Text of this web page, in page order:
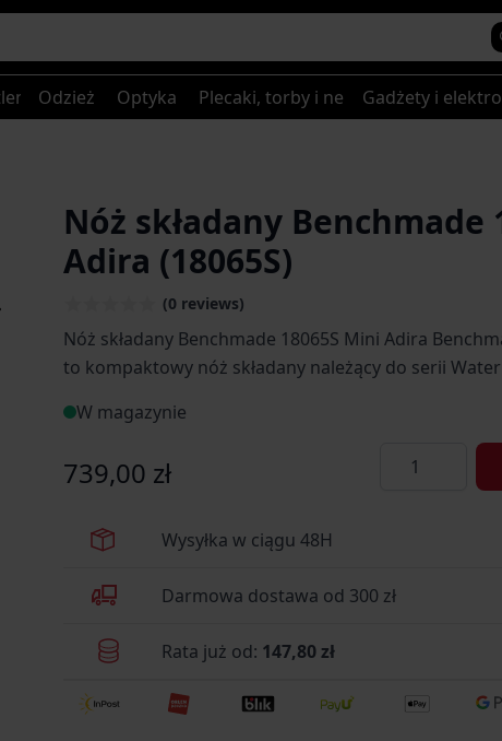
Odzież Optyka Plecaki, torby i nerkiGadżety i
Nóż składany Benchmade
Adira (18065S)
(0 reviews)
image
View larger imageView larger image
Nóż składany Benchmade 18065S Mini Adira Benchmade 18065S Mini Adira
to kompaktowy nóż składany należący do serii
W magazynie
739,00 zł Ilość
Wysyłka w ciągu 48H
Darmowa dostawa od 300 zł
Rata już od: 147,80 zł